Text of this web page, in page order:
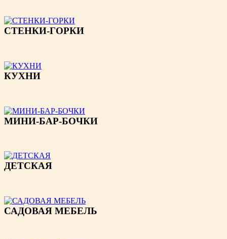
СТЕНКИ-ГОРКИ
КУХНИ
МИНИ-БАР-БОЧКИ
ДЕТСКАЯ
САДОВАЯ МЕБЕЛЬ